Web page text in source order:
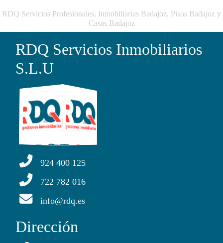
RDQ Servicios Profesionales, Inmobiliarias Badajoz, Pisos Badajoz y
Casas Badajoz
RDQ Servicios Inmobiliarios
S.L.U
924 400 125
722 782 016
info@rdq.es
Dirección